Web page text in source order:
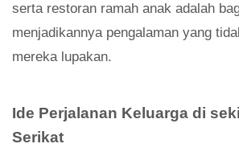
serta restoran ramah anak adalah
menjadikannya pengalaman yang
mereka lupakan.
Ide Perjalanan Keluarga di
Serikat